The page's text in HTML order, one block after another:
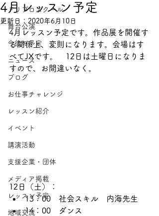
ドリプロスクール
舞台公演
今後の予定
ニュース
ブログ
お仕事チャレンジ
レッスン紹介
イベント
講演活動
支援企業・団体
メディア掲載
レッスン予定
地域交流
4月レッスン予定
更新日： 2020年6月10日
4月レッスン予定です。作品展を開催す
る関係上、変則になります。会場はす
べてJXです。　12日は土曜日になりま
すので、お間違いなく。
12日（土）：
13：00　社会スキル　内海先生
14：00　ダンス